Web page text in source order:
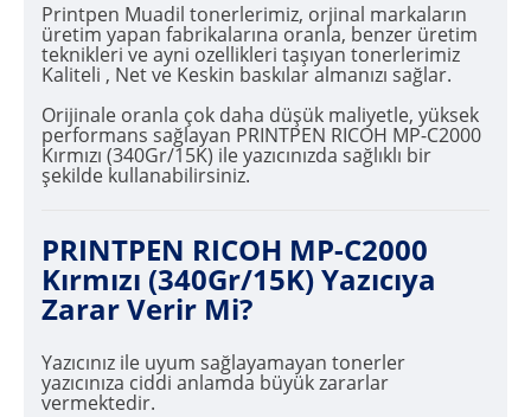
Printpen Muadil tonerlerimiz, orjinal markaların
üretim yapan fabrikalarına oranla, benzer üretim
teknikleri ve ayni ozellikleri taşıyan tonerlerimiz
Kaliteli , Net ve Keskin baskılar almanızı sağlar.
Orijinale oranla çok daha düşük maliyetle, yüksek
performans sağlayan PRINTPEN RICOH MP-C2000
Kırmızı (340Gr/15K) ile yazıcınızda sağlıklı bir
şekilde kullanabilirsiniz.
PRINTPEN RICOH MP-C2000
Kırmızı (340Gr/15K) Yazıcıya
Zarar Verir Mi?
Yazıcınız ile uyum sağlayamayan tonerler
yazıcınıza ciddi anlamda büyük zararlar
vermektedir.